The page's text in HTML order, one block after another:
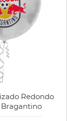
Redondo
Bragantino